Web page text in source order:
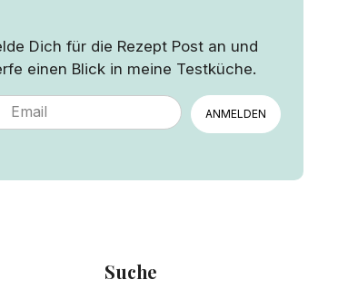
Dich für die Rezept Post an und
einen Blick in meine Testküche.
ANMELDEN
Suche